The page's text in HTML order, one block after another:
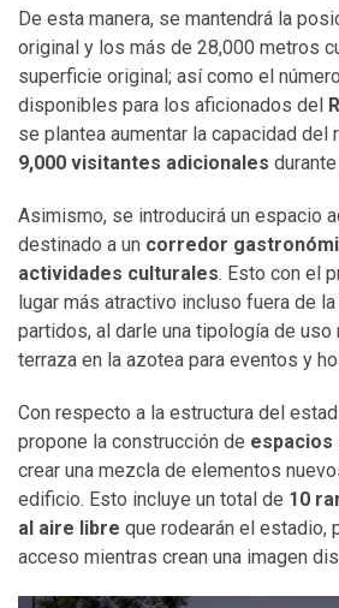
De esta manera, se mantendrá la
original y los más de 28,000 metros
superficie original; así como el
disponibles para los aficionados del
se plantea aumentar la capacidad del
9,000 visitantes adicionales
Asimismo, se introducirá un espacio
destinado a un corredor
actividades culturales. Esto con el
lugar más atractivo incluso fuera de
partidos, al darle una tipología de uso
terraza en la azotea para eventos y
Con respecto a la estructura del
propone la construcción de
crear una mezcla de elementos
edificio. Esto incluye un total de 10
al aire libre que rodearán el estadio,
acceso mientras crean una imagen